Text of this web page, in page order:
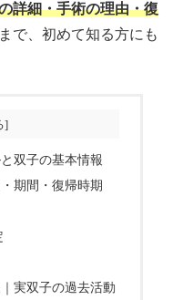
詳細・手術の理由・復
まで、初めて知る方にも
双子の基本情報
期間・復帰時期
実双子の過去活動